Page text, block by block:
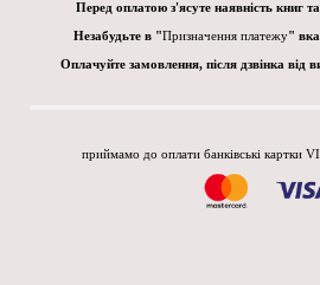
Перед оплатою з'ясуте наявність книг
Незабудьте в "Призначення платежу"
Оплачуйте замовлення, після дзвінка
приймамо до оплати банківські картки